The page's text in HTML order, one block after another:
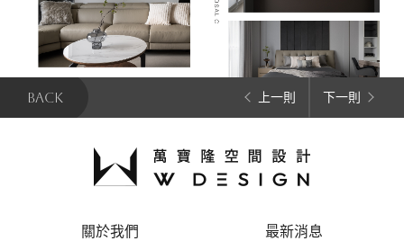
BACK 上一則 下一則
關於我們
最新消息